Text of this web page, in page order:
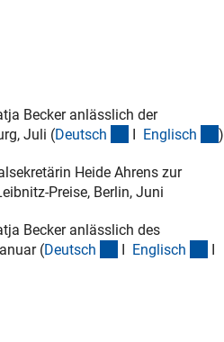
Becker anlässlich der
Juli (Deutsch (Download)
I Englisch )
Heide Ahrens zur
Preise, Berlin, Juni
Becker anlässlich des
(Deutsch (Download)
I Englisch
I